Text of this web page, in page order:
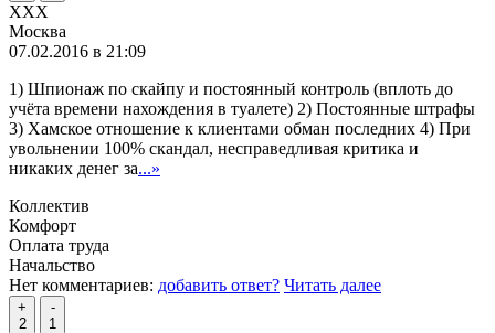
XXX
Москва
07.02.2016 в 21:09
1) Шпионаж по скайпу и постоянный контроль (вплоть до
учёта времени нахождения в туалете) 2) Постоянные штрафы
3) Хамское отношение к клиентами обман последних 4) При
увольнении 100% скандал, несправедливая критика и
никаких денег за...»
Коллектив
Комфорт
Оплата труда
Начальство
Нет комментариев: добавить ответ? Читать далее
+
2
-
1